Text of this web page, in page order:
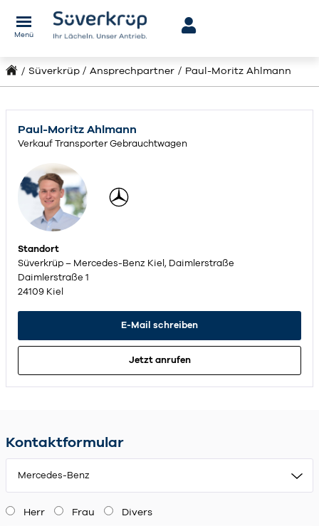
Menü
Süverkrüp Ansprechpartner Paul-Moritz Ahlmann
Paul-Moritz Ahlmann
Verkauf Transporter Gebrauchtwagen
Standort
Süverkrüp – Mercedes-Benz Kiel, Daimlerstraße
Daimlerstraße 1
24109 Kiel
E-Mail schreiben
Jetzt anrufen
Kontaktformular
Mercedes-Benz
Herr Frau Divers